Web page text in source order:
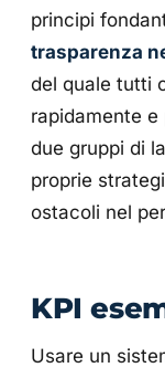
principi
trasparenza
del quale tutti
rapidamente
due gruppi di
proprie
ostacoli nel
KPI
Usare un